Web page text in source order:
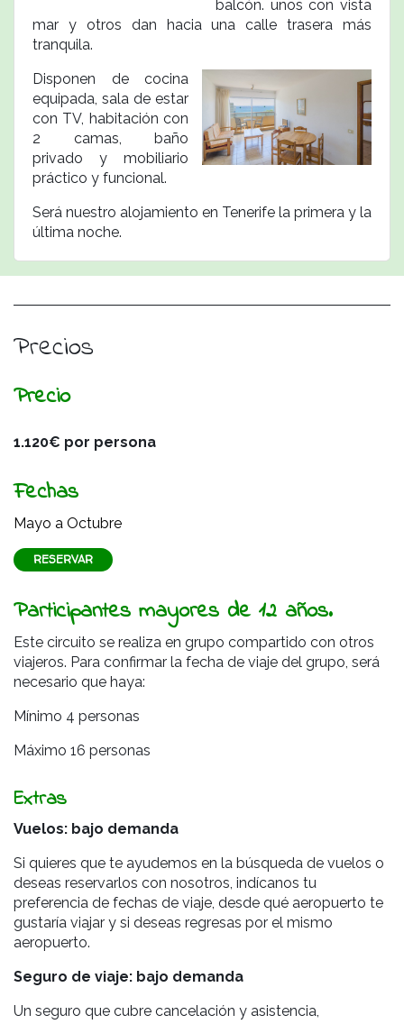
balcón. unos con vista
mar y otros dan hacia una calle trasera más
tranquila.
Disponen de cocina
equipada, sala de estar
con TV, habitación con
2 camas,
baño
privado y mobiliario
práctico y funcional.
Será nuestro alojamiento en Tenerife la primera y la
última noche.
Precios
Precio
1.120€ por persona
Fechas
Mayo a Octubre
RESERVAR
Participantes mayores de 12 años.
Este circuito se realiza en grupo compartido con otros
viajeros. Para confirmar la fecha de viaje del grupo, será
necesario que haya:
Mínimo 4 personas
Máximo 16 personas
Extras
Vuelos: bajo demanda
Si quieres que te ayudemos en la búsqueda de vuelos o
deseas reservarlos con nosotros, indícanos tu
preferencia de fechas de viaje, desde qué aeropuerto te
gustaría viajar y si deseas regresas por el mismo
aeropuerto.
Seguro de viaje: bajo demanda
Un seguro que cubre cancelación y asistencia,